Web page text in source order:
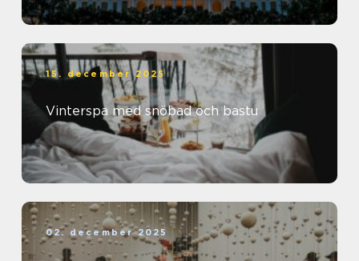
15. december 2025
Vinterspa med snöbad och bastu
02. december 2025